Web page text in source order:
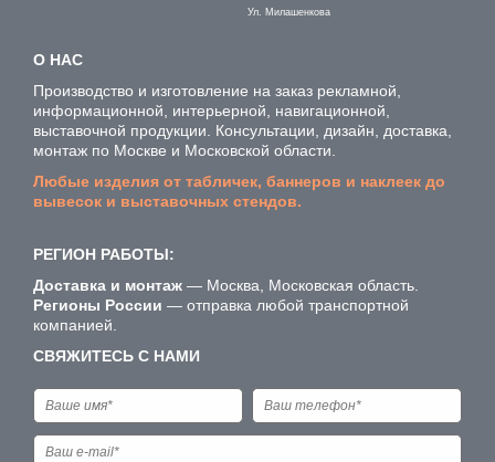
Ул. Милашенкова
О НАС
Производство и изготовление на заказ рекламной,
информационной, интерьерной, навигационной,
выставочной продукции. Консультации, дизайн, доставка,
монтаж по Москве и Московской области.
Любые изделия от табличек, баннеров и наклеек до
вывесок и выставочных стендов.
РЕГИОН РАБОТЫ:
Доставка и монтаж — Москва, Московская область.
Регионы России — отправка любой транспортной
компанией.
СВЯЖИТЕСЬ С НАМИ